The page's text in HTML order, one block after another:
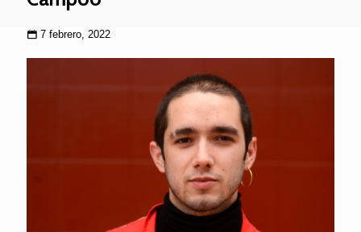
7 febrero, 2022